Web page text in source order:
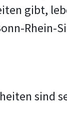
gibt,
Rhein-
sind